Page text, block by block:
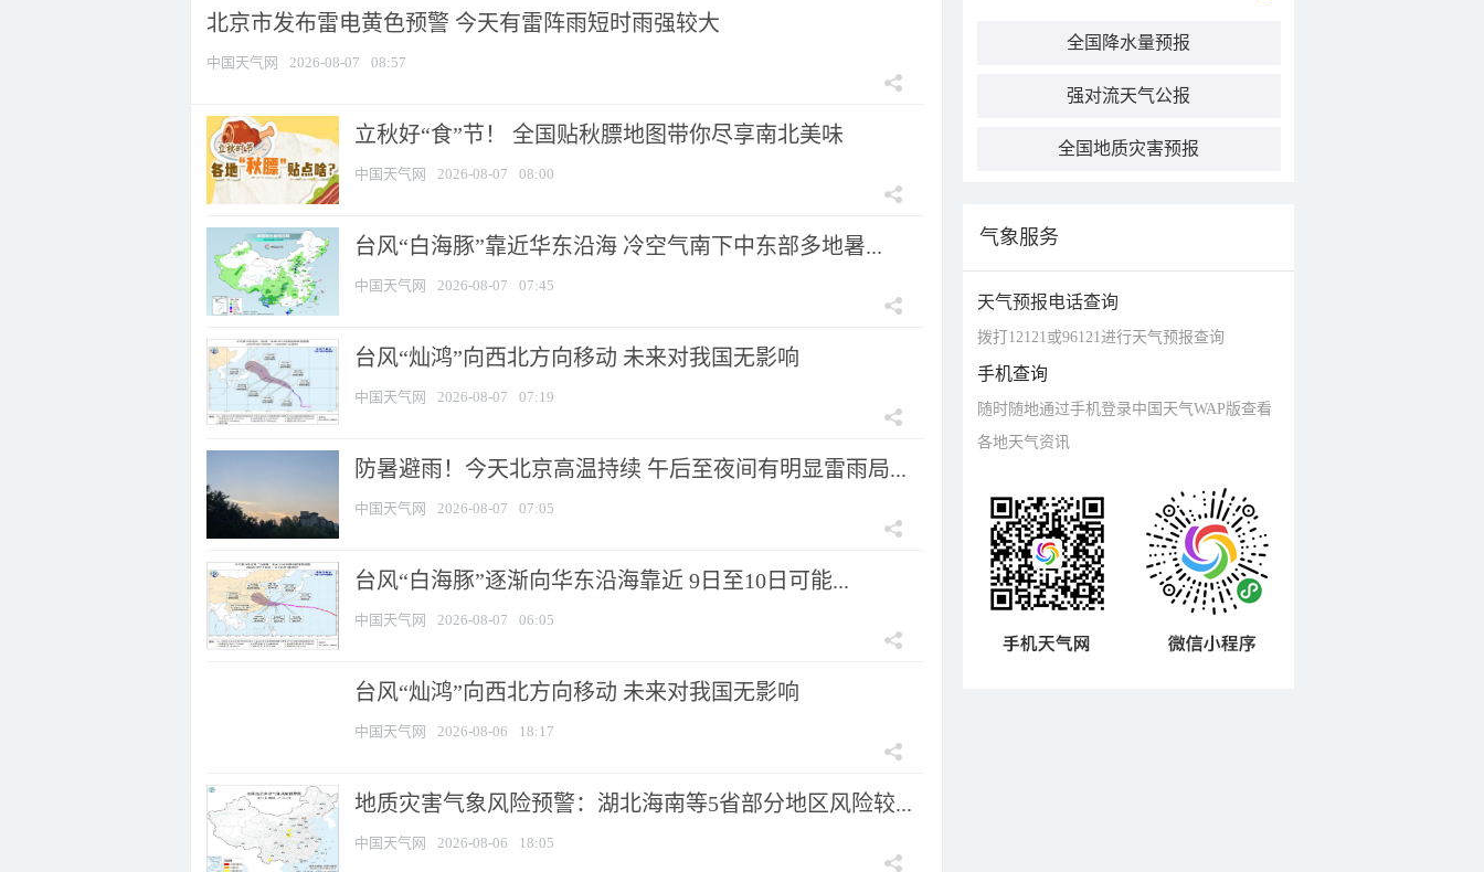
北京市发布雷电黄色预警 今天有雷阵雨短时雨强较大
中国天气网 2026-08-07 08:57
立秋好“食”节！ 全国贴秋膘地图带你尽享南北美味
中国天气网 2026-08-07 08:00
台风“白海豚”靠近华东沿海 冷空气南下中东部多地暑...
中国天气网 2026-08-07 07:45
台风“灿鸿”向西北方向移动 未来对我国无影响
中国天气网 2026-08-07 07:19
防暑避雨！今天北京高温持续 午后至夜间有明显雷雨局...
中国天气网 2026-08-07 07:05
台风“白海豚”逐渐向华东沿海靠近 9日至10日可能...
中国天气网 2026-08-07 06:05
台风“灿鸿”向西北方向移动 未来对我国无影响
中国天气网 2026-08-06 18:17
地质灾害气象风险预警：湖北海南等5省部分地区风险较...
中国天气网 2026-08-06 18:05
全国降水量预报
强对流天气公报
全国地质灾害预报
气象服务
天气预报电话查询
拨打12121或96121进行天气预报查询
手机查询
随时随地通过手机登录中国天气WAP版查看
各地天气资讯